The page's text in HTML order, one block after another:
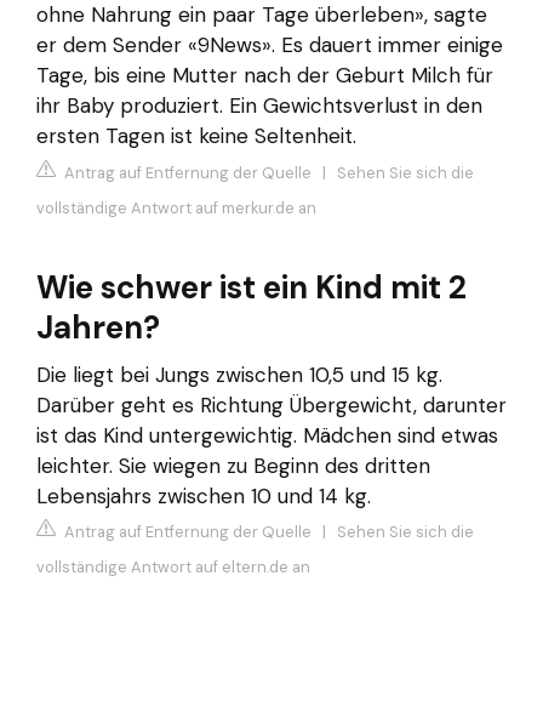
ohne Nahrung ein paar Tage überleben», sagte
er dem Sender «9News». Es dauert immer einige
Tage, bis eine Mutter nach der Geburt Milch für
ihr Baby produziert. Ein Gewichtsverlust in den
ersten Tagen ist keine Seltenheit.
Antrag auf Entfernung der Quelle | Sehen Sie sich die
vollständige Antwort auf merkur.de an
Wie schwer ist ein Kind mit 2
Jahren?
Die liegt bei Jungs zwischen 10,5 und 15 kg.
Darüber geht es Richtung Übergewicht, darunter
ist das Kind untergewichtig. Mädchen sind etwas
leichter. Sie wiegen zu Beginn des dritten
Lebensjahrs zwischen 10 und 14 kg.
Antrag auf Entfernung der Quelle | Sehen Sie sich die
vollständige Antwort auf eltern.de an